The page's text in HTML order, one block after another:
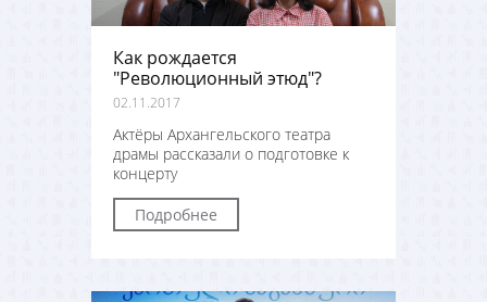
Как рождается
"Революционный этюд"?
02.11.2017
Актёры Архангельского театра
драмы рассказали о подготовке к
концерту
Подробнее